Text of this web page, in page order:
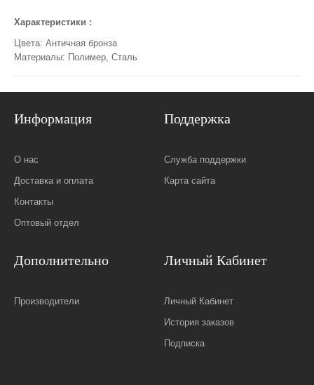
Характеристики :
Цвета: Античная бронза
Материалы: Полимер, Сталь
Информация
О нас
Доставка и оплата
Контакты
Оптовый отдел
Поддержка
Служба поддержки
Карта сайта
Дополнительно
Производители
Личный Кабинет
Личный Кабинет
История заказов
Подписка